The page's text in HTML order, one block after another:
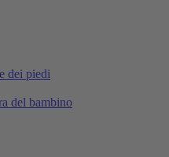
dei piedi
del bambino